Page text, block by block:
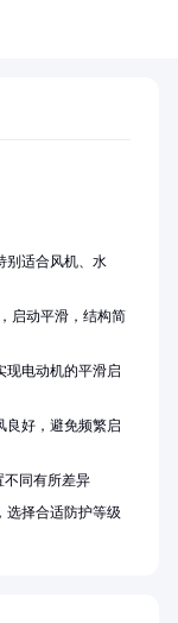
别适合风机、水
启动平滑，结构简
现电动机的平滑启
良好，避免频繁启
不同有所差异
选择合适防护等级